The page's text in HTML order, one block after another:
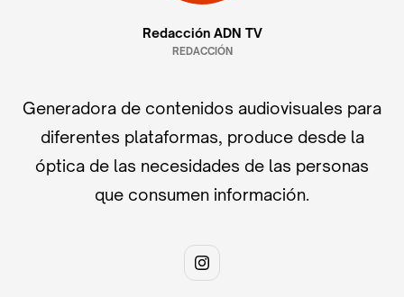
Redacción ADN TV
REDACCIÓN
Generadora de contenidos audiovisuales para
diferentes plataformas, produce desde la
óptica de las necesidades de las personas
que consumen información.